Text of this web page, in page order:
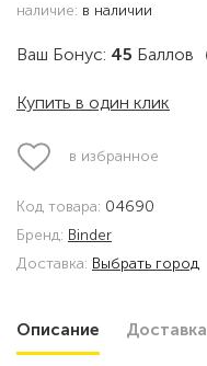
наличие: в наличии
Ваш Бонус: 45 Баллов
Купить в один клик
в избранное
Код товара: 04690
Бренд: Binder
Доставка: Выбрать город
Описание Доставка